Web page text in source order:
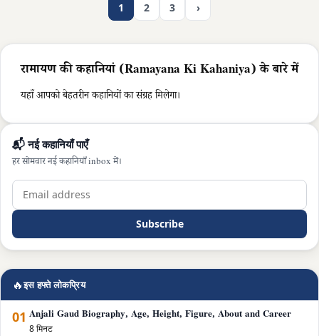
1 2 3 ›
रामायण की कहानियां (Ramayana Ki Kahaniya) के बारे में
यहाँ आपको बेहतरीन कहानियों का संग्रह मिलेगा।
📬 नई कहानियाँ पाएँ
हर सोमवार नई कहानियाँ inbox में।
Subscribe
🔥इस हफ्ते लोकप्रिय
01 Anjali Gaud Biography, Age, Height, Figure, About and Career
8 मिनट